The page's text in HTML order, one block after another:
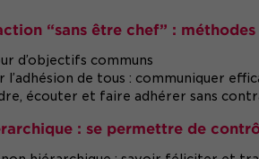
“sans être chef” : méthodes
d’objectifs communs
de tous : communiquer
écouter et faire adhérer sans
: se permettre de